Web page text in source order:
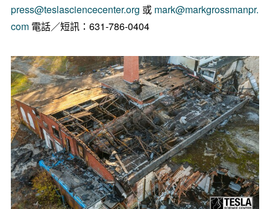
press@teslasciencecenter.org 或 mark@markgrossmanpr.
com電話／短訊：631-786-0404